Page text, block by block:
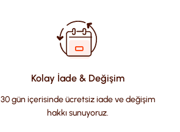
Kolay İade & Değişim
30 gün içerisinde ücretsiz iade ve değişim
hakkı sunuyoruz.